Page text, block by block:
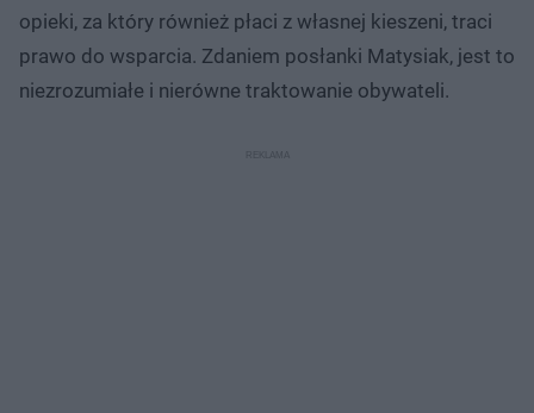
opieki, za który również płaci z własnej kieszeni, traci
prawo do wsparcia. Zdaniem posłanki Matysiak, jest to
niezrozumiałe i nierówne traktowanie obywateli.